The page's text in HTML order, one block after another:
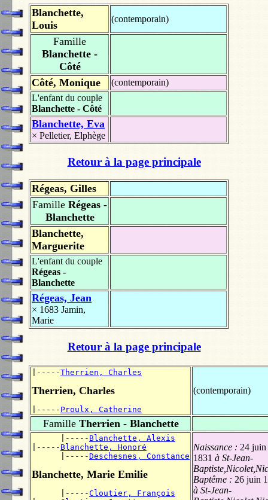
Blanchette,
Louis
(contemporain)
Famille
Blanchette -
Côté
Côté, Monique
(contemporain)
L'enfant du couple
Blanchette - Côté
Blanchette, Eva
× Pelletier, Elphège
Retour à la page principale
Régeas, Gilles
Famille Régeas -
Blanchette
Blanchette,
Marguerite
L'enfant du couple
Régeas -
Blanchette
Régeas, Jean
× 1683 Jamin,
Marie
Retour à la page principale
|-----Therrien, Charles
Therrien, Charles
|----- Proulx, Catherine
(contemporain)
FamilleTherrien - Blanchette
      |-----
Blanchette, Alexis
|----- Blanchette, Honoré
      |-----
Deschesnes, Constance
Blanchette, Marie Emilie
      |-----
Cloutier, François
Naissance : 24 juin
1831 à St-Jean-
Baptême : 26 juin
à St-Jean-